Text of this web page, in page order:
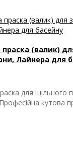
(валик)
Лайнера для
для щільного
кутова